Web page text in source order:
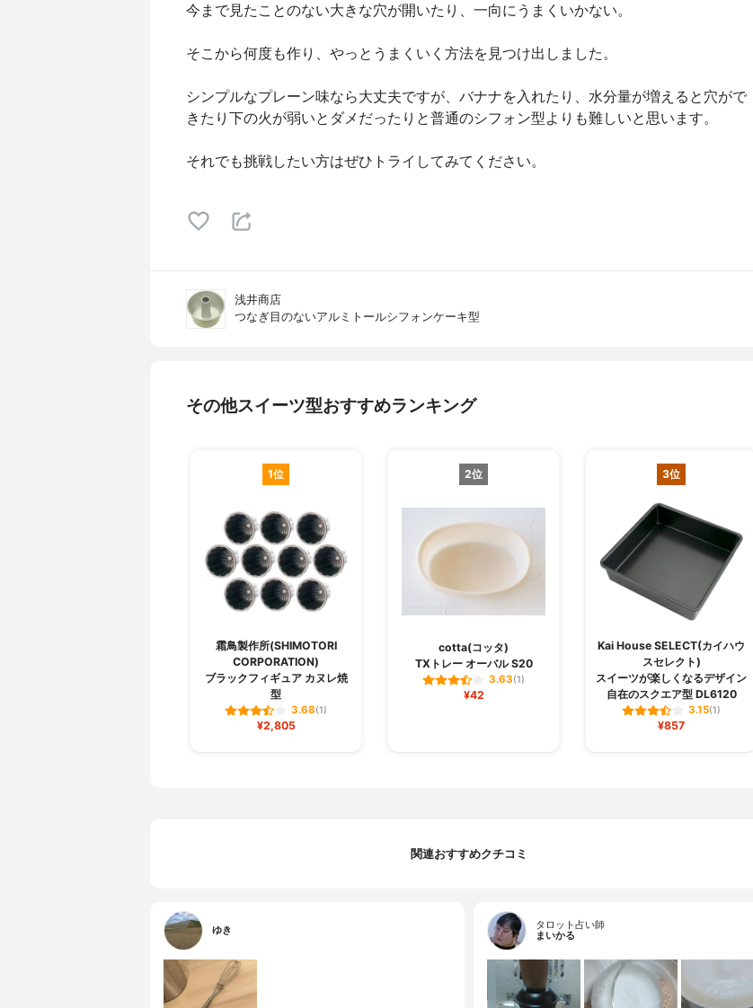
今まで見たことのない大きな穴が開いたり、一向にうまくいかない。
そこから何度も作り、やっとうまくいく方法を見つけ出しました。
シンプルなプレーン味なら大丈夫ですが、バナナを入れたり、水分量が増えると穴がで
きたり下の火が弱いとダメだったりと普通のシフォン型よりも難しいと思います。
それでも挑戦したい方はぜひトライしてみてください。
浅井商店
つなぎ目のないアルミトールシフォンケーキ型
その他スイーツ型おすすめランキング
1位
霜鳥製作所(SHIMOTORI
CORPORATION)
ブラックフィギュア カヌレ焼
型
3.68(1)
¥2,805
2位
cotta(コッタ)
TXトレー オーバル S20
3.63(1)
¥42
3位
Kai House SELECT(カイハウ
スセレクト)
スイーツが楽しくなるデザイン
自在のスクエア型 DL6120
3.15(1)
¥857
関連おすすめクチコミ
ゆき
タロット占い師
まいかる